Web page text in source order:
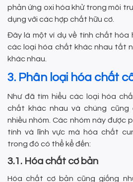
phản ứng oxi hóa khử trong môi
dụng với các hợp chất hữu cơ.
Đây là một ví dụ về tính chất hóa
các loại hóa chất khác nhau tất
khác nhau.
3. Phân loại hóa chất
Như đã tìm hiểu các loại hóa
chất khác nhau và chúng cũng
nhiều nhóm. Các nhóm này được
tính và lĩnh vực mà hóa chất
trong đó có thể kể đến:
3.1. Hóa chất cơ bản
Hóa chất cơ bản cũng giống